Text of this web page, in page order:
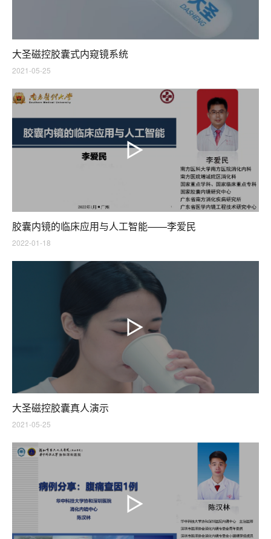
大圣磁控胶囊式内窥镜系统
2021-05-25
胶囊内镜的临床应用与人工智能——李爱民
2022-01-18
大圣磁控胶囊真人演示
2021-05-25